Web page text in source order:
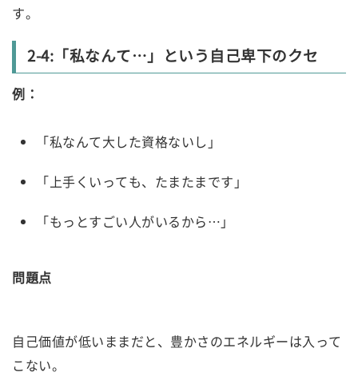
す。
2-4:「私なんて…」という自己卑下のクセ
例：
「私なんて大した資格ないし」
「上手くいっても、たまたまです」
「もっとすごい人がいるから…」
問題点
自己価値が低いままだと、豊かさのエネルギーは入って
こない。